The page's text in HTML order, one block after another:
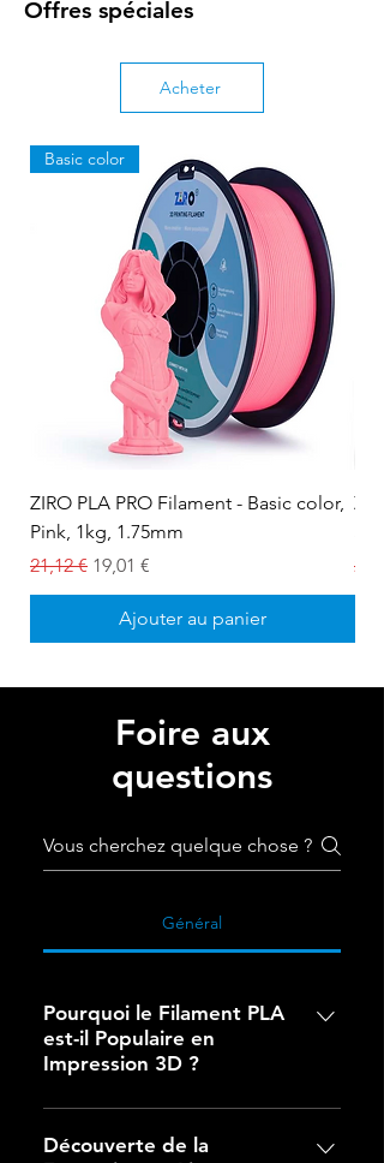
Offres spéciales
Acheter
Basic color
ZIRO PLA PRO Filament - Basic color,
Pink, 1kg, 1.75mm
Prix original
21,12 € Prix promotionnel
19,01 €
Ajouter au panier
Foire aux
questions
Général
Pourquoi le Filament PLA
est-il Populaire en
Impression 3D ?
Pourquoi le Filament PLA est-il
Populaire en Impression 3D ?Le
Découverte de la